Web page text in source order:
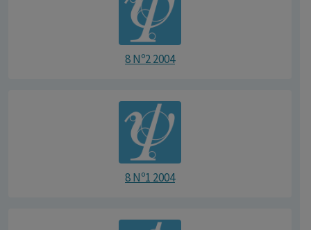
8 Nº2 2004
8 Nº1 2004